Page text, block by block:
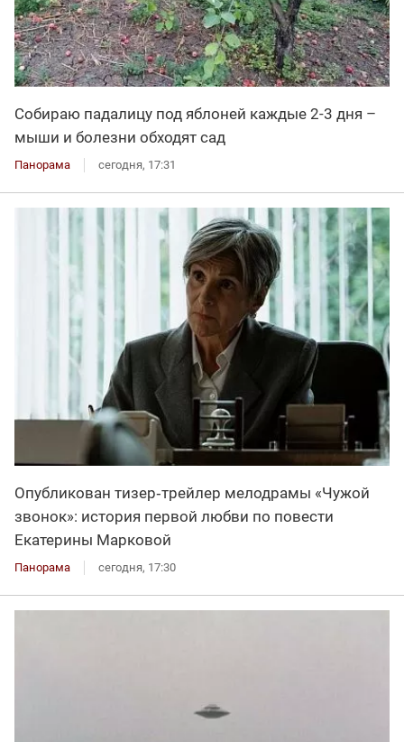
Собираю падалицу под яблоней каждые 2-3 дня –
мыши и болезни обходят сад
Панорама сегодня, 17:31
Опубликован тизер‑трейлер мелодрамы «Чужой
звонок»: история первой любви по повести
Екатерины Марковой
Панорама сегодня, 17:30